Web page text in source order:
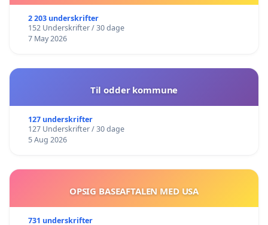
2 203 underskrifter
152 Underskrifter / 30 dage
7 May 2026
Til odder kommune
127 underskrifter
127 Underskrifter / 30 dage
5 Aug 2026
OPSIG BASEAFTALEN MED USA
731 underskrifter